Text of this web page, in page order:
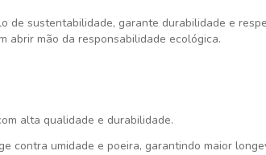
de sustentabilidade, garante durabilidade e
abrir mão da responsabilidade ecológica.
alta qualidade e durabilidade.
contra umidade e poeira, garantindo maior